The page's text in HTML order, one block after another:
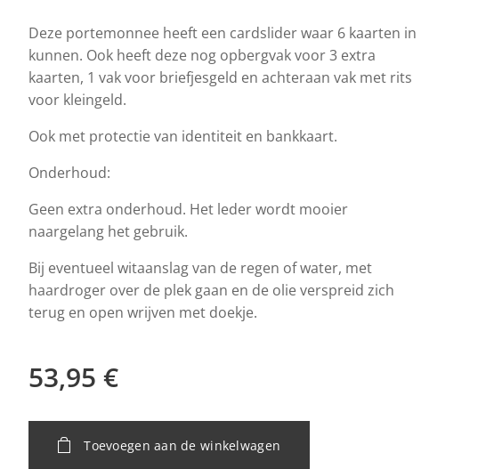
Deze portemonnee heeft een cardslider waar 6 kaarten in
kunnen. Ook heeft deze nog opbergvak voor 3 extra
kaarten, 1 vak voor briefjesgeld en achteraan vak met rits
voor kleingeld.
Ook met protectie van identiteit en bankkaart.
Onderhoud:
Geen extra onderhoud. Het leder wordt mooier
naargelang het gebruik.
Bij eventueel witaanslag van de regen of water, met
haardroger over de plek gaan en de olie verspreid zich
terug en open wrijven met doekje.
53,95 €
Toevoegen aan de winkelwagen